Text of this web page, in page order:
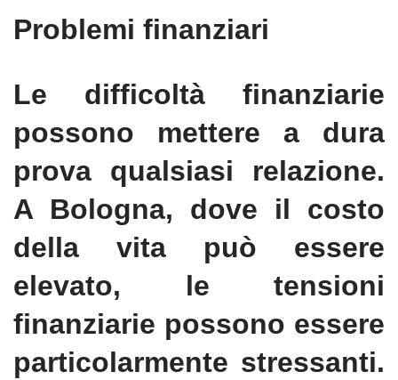
Problemi finanziari
Le difficoltà finanziarie
possono mettere a dura
prova qualsiasi relazione.
A Bologna, dove il costo
della vita può essere
elevato, le tensioni
finanziarie possono essere
particolarmente stressanti.